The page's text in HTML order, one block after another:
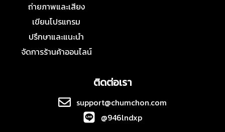
ถ่ายภาพและเสียง
เขียนโปรแกรม
ปรึกษาและแนะนำ
จัดการร้านค้าออนไลน์
ติดต่อเรา
support@chumchon.com
@946lndxp